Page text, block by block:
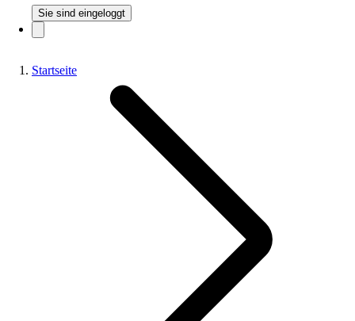
Sie sind eingeloggt
Startseite